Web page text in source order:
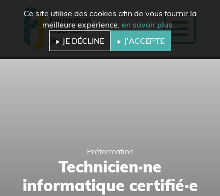
Ce site utilise des cookies afin de vous fournir la
meilleure expérience. en savoir plus…
JE DÉCLINE
J'ACCEPTE
Préformation
Technicien·ne
informatique certifié·e